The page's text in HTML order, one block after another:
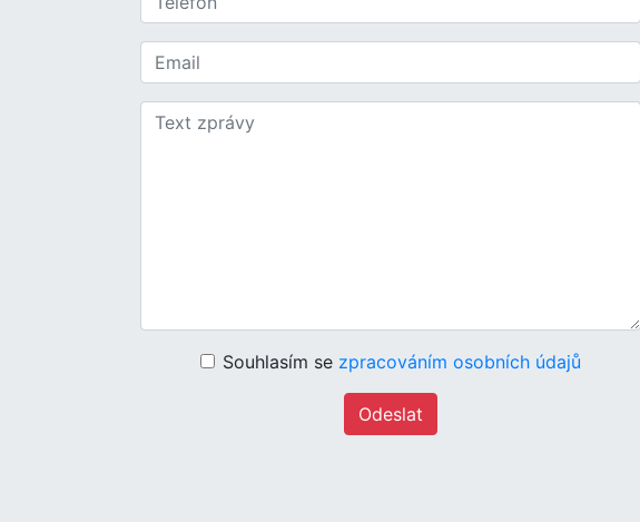
Souhlasím se zpracováním osobních údajů
Odeslat